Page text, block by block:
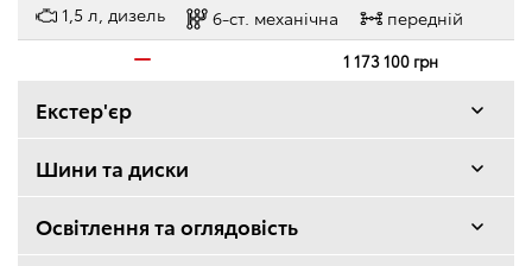
1,5 л, дизель 6-ст. механічна передній
1 173 100 грн
Екстер'єр
Металевий захист картеру двигуна
Бампери чорні нефарбовані
Шини та диски
Повнорозмірне запасне колесо під днищем
автомобіля
Освітлення та оглядовість